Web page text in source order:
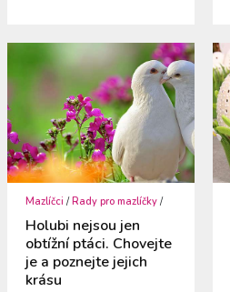
Mazlíčci /Rady pro mazlíčky /
Holubi nejsou jen
obtížní ptáci. Chovejte
je a poznejte jejich
krásu